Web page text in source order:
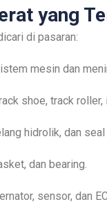
yang
di pasaran:
mesin dan
shoe, track roller,
hidrolik, dan seal
dan bearing.
sensor, dan